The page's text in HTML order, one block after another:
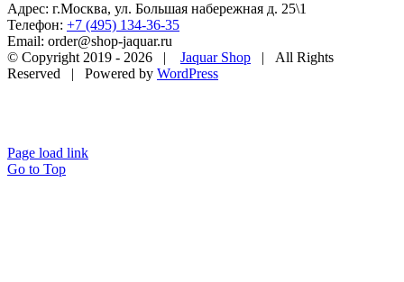
Адрес: г.Москва, ул. Большая набережная д. 25\1
Телефон: +7 (495) 134-36-35
Email: order@shop-jaquar.ru
© Copyright 2019 - 2026 | Jaquar Shop | All Rights
Reserved | Powered by WordPress
Page load link
Go to Top